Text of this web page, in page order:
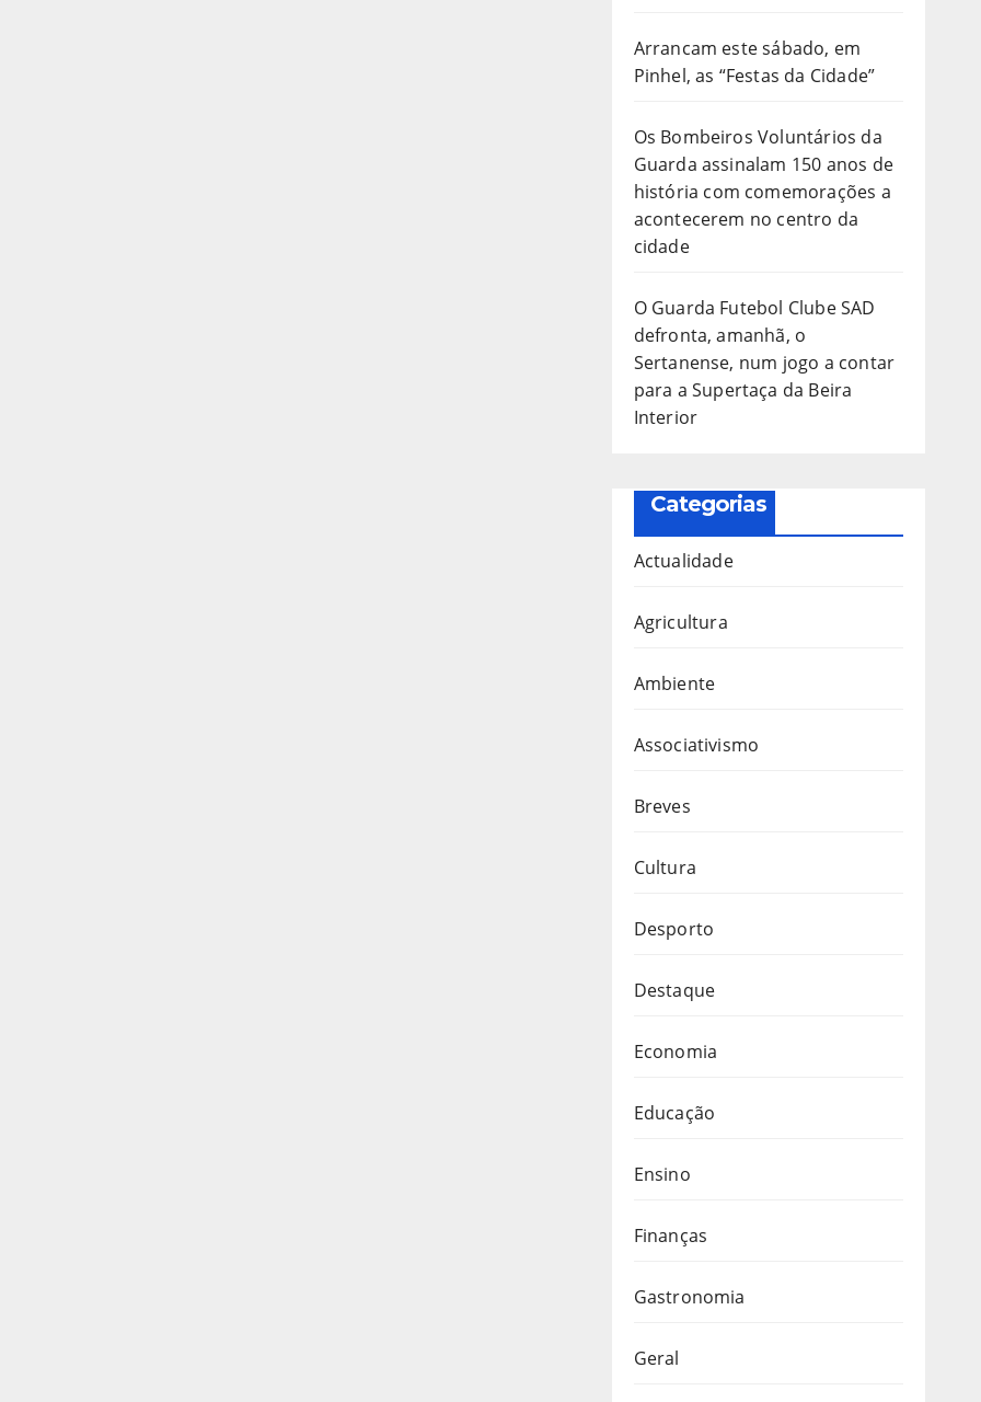
Arrancam este sábado, em
Pinhel, as “Festas da Cidade”
Os Bombeiros Voluntários da
Guarda assinalam 150 anos de
história com comemorações a
acontecerem no centro da
cidade
O Guarda Futebol Clube SAD
defronta, amanhã, o
Sertanense, num jogo a contar
para a Supertaça da Beira
Interior
Categorias
Actualidade
Agricultura
Ambiente
Associativismo
Breves
Cultura
Desporto
Destaque
Economia
Educação
Ensino
Finanças
Gastronomia
Geral